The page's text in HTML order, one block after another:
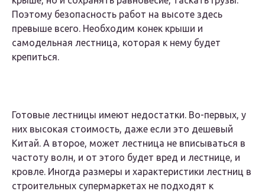
Поэтому безопасность работ на высоте здесь
превыше всего. Необходим конек крыши и
самодельная лестница, которая к нему будет
крепиться.
Готовые лестницы имеют недостатки. Во-первых, у
них высокая стоимость, даже если это дешевый
Китай. А второе, может лестница не вписываться в
частоту волн, и от этого будет вред и лестнице, и
кровле. Иногда размеры и характеристики лестниц в
строительных супермаркетах не подходят к